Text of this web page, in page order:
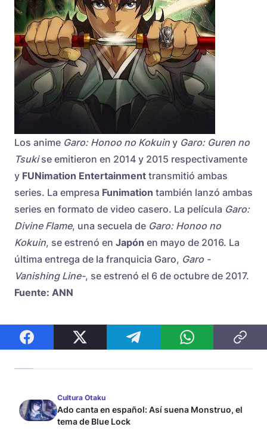
Los anime Garo: Honoo no Kokuin y Garo: Guren no
Tsukise emitieron en 2014 y 2015 respectivamente
y FUNimation Entertainment transmitió ambas
series. La empresa Funimation también lanzó ambas
series en formato de video casero. La película Garo:
Divine Flame, una secuela de Garo: Honoo no
Kokuin, se estrenó en Japón en mayo de 2016. La
última entrega de la franquicia Garo, Garo -
Vanishing Line-, se estrenó el 6 de octubre de 2017.
Fuente: ANN
Cultura Otaku
Ado canta en español: Así suena Monstruo, el
tema de Blue Lock